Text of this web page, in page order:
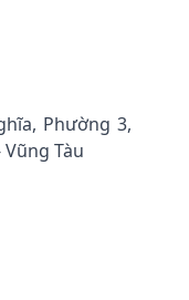
Phường 3,
Tàu